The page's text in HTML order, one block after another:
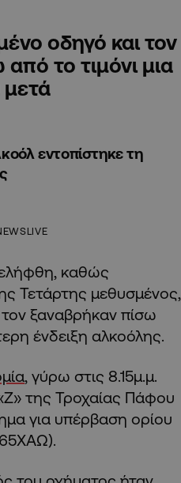
οδηγό και τον
το τιμόνι μια
εντοπίστηκε τη
καθώς
Τετάρτης μεθυσμένος,
ξαναβρήκαν πίσω
ένδειξη αλκοόλης.
, γύρω στις 8.15μ.μ.
της Τροχαίας Πάφου
για υπέρβαση ορίου